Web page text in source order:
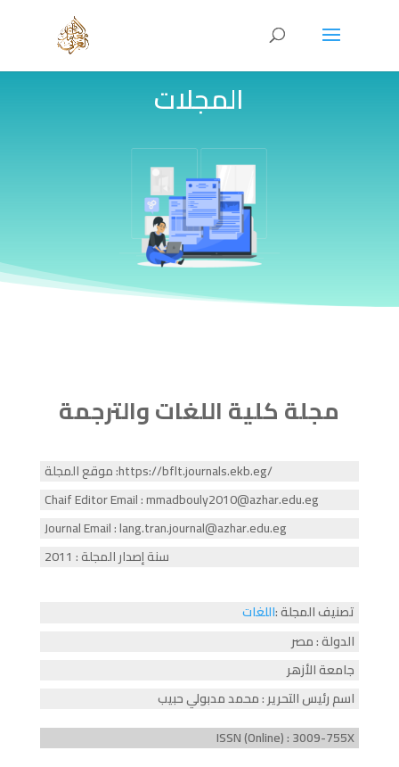
المجلات
مجلة كلية اللغات والترجمة
موقع المجلة :https://bflt.journals.ekb.eg/
Chaif Editor Email : mmadbouly2010@azhar.edu.eg
Journal Email : lang.tran.journal@azhar.edu.eg
سنة إصدار المجلة : 2011
تصنيف المجلة :اللغات
الدولة : مصر
جامعة الأزهر
اسم رئيس التحرير : محمد مدبولي حبيب
ISSN (Online) : 3009-755X